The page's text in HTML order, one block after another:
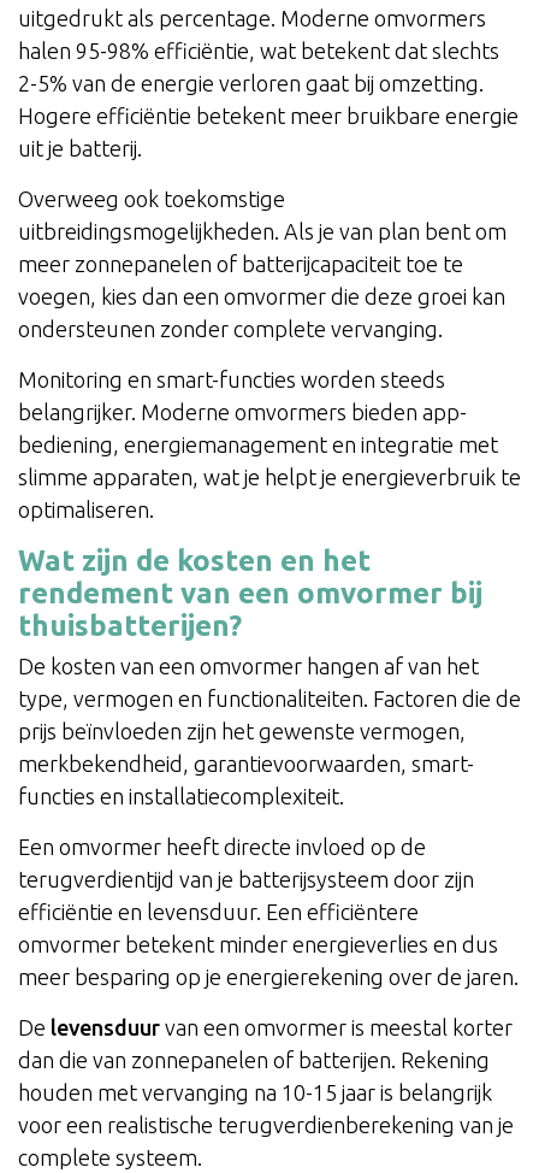
uitgedrukt als percentage. Moderne omvormers
halen 95-98% efficiëntie, wat betekent dat slechts
2-5% van de energie verloren gaat bij omzetting.
Hogere efficiëntie betekent meer bruikbare energie
uit je batterij.
Overweeg ook toekomstige
uitbreidingsmogelijkheden. Als je van plan bent om
meer zonnepanelen of batterijcapaciteit toe te
voegen, kies dan een omvormer die deze groei kan
ondersteunen zonder complete vervanging.
Monitoring en smart-functies worden steeds
belangrijker. Moderne omvormers bieden app-
bediening, energiemanagement en integratie met
slimme apparaten, wat je helpt je energieverbruik te
optimaliseren.
Wat zijn de kosten en het
rendement van een omvormer bij
thuisbatterijen?
De kosten van een omvormer hangen af van het
type, vermogen en functionaliteiten. Factoren die de
prijs beïnvloeden zijn het gewenste vermogen,
merkbekendheid, garantievoorwaarden, smart-
functies en installatiecomplexiteit.
Een omvormer heeft directe invloed op de
terugverdientijd van je batterijsysteem door zijn
efficiëntie en levensduur. Een efficiëntere
omvormer betekent minder energieverlies en dus
meer besparing op je energierekening over de jaren.
De levensduur van een omvormer is meestal korter
dan die van zonnepanelen of batterijen. Rekening
houden met vervanging na 10-15 jaar is belangrijk
voor een realistische terugverdienberekening van je
complete systeem.